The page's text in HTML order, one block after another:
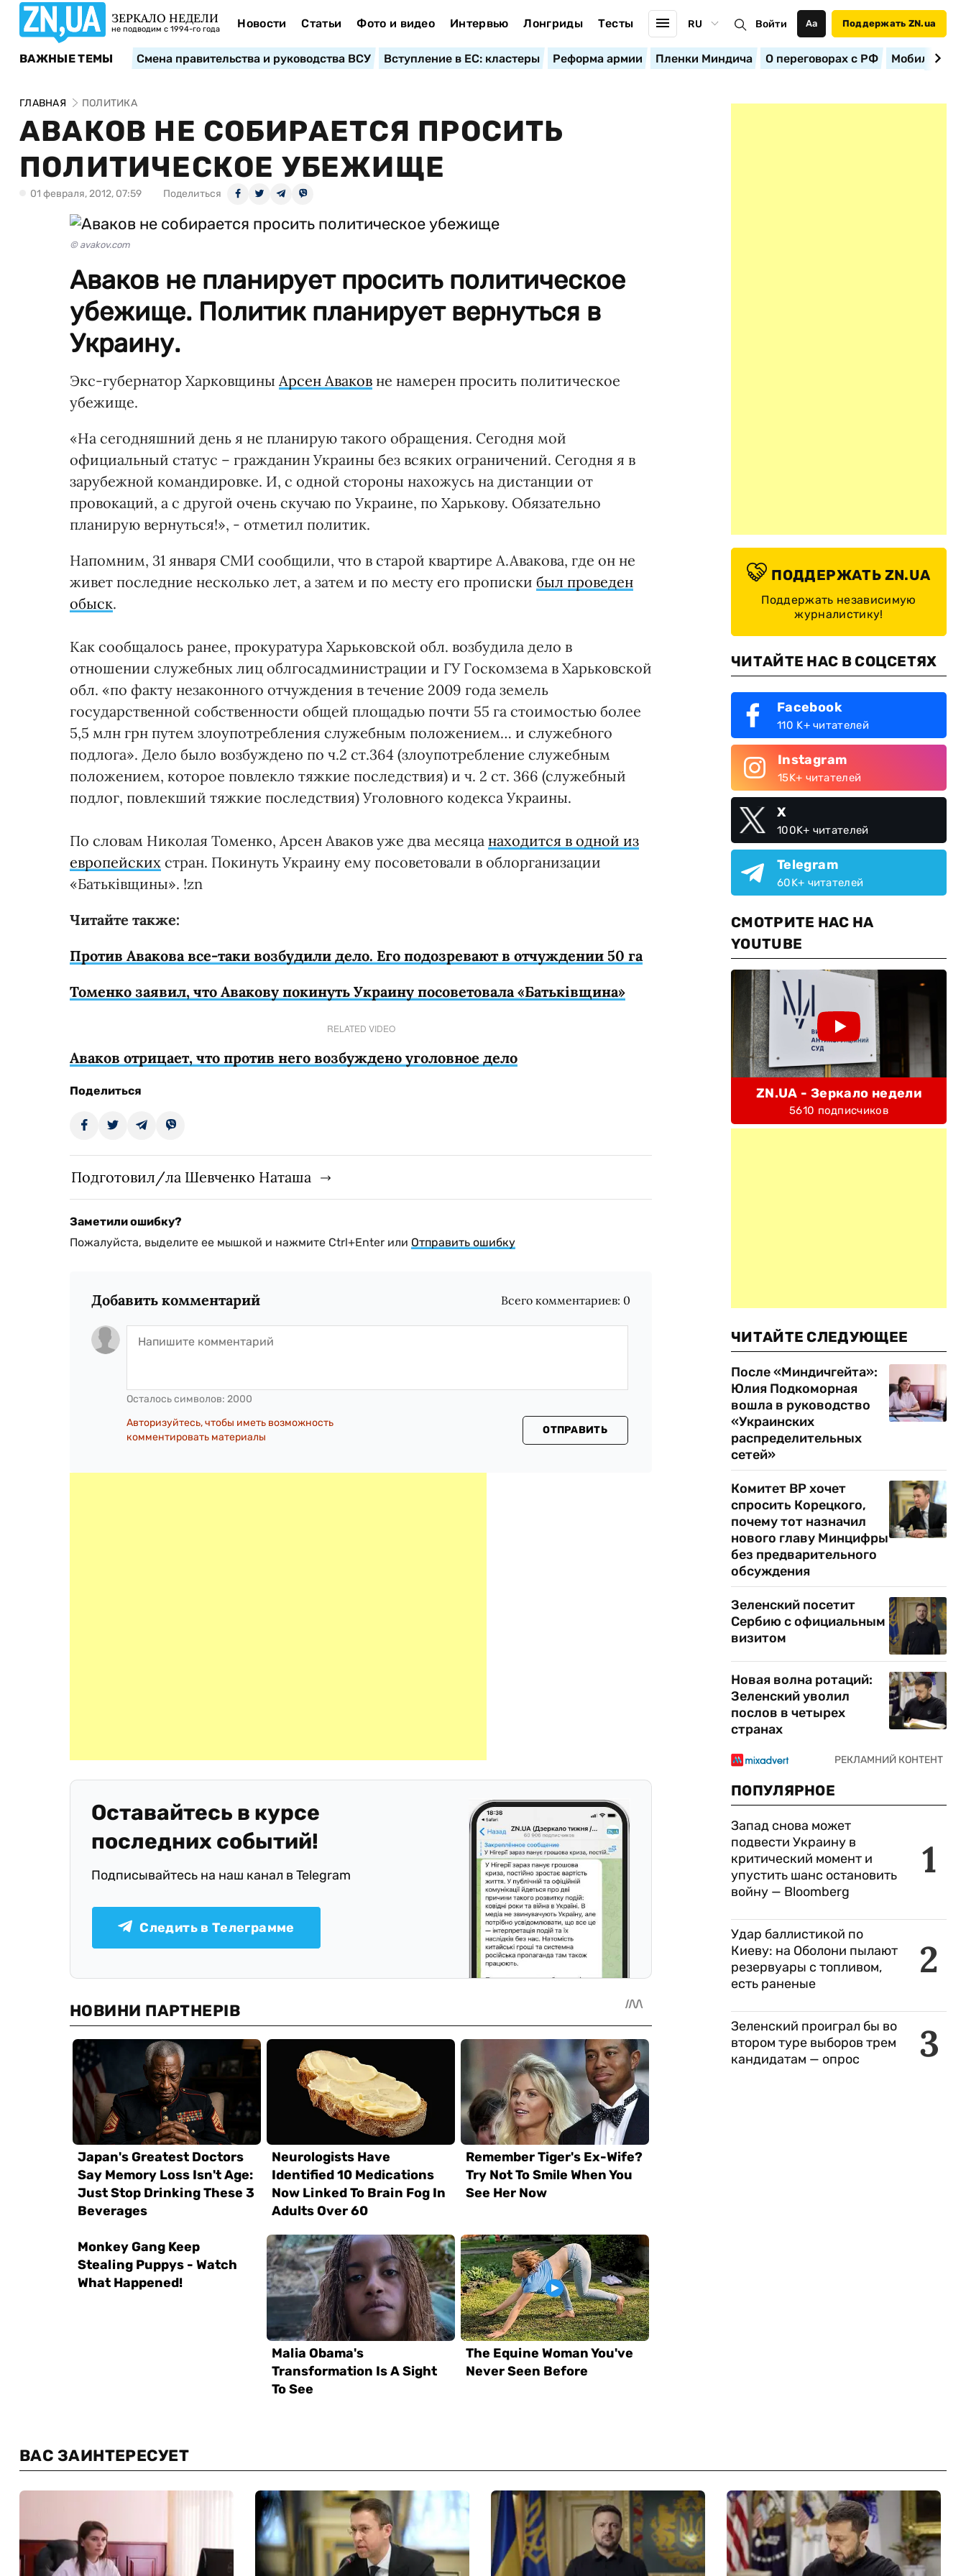
ЗЕРКАЛО НЕДЕЛИ
не подводим с 1994-го года Новости Статьи Фото и видео Интервью Лонгриды Тесты RU Войти Аа Поддержать ZN.ua
ВАЖНЫЕ ТЕМЫ Смена правительства и руководства ВСУ Вступление в ЕС: кластеры Реформа армии Пленки Миндича О переговорах с РФ
ГЛАВНАЯ ПОЛИТИКА
АВАКОВ НЕ СОБИРАЕТСЯ ПРОСИТЬ
ПОЛИТИЧЕСКОЕ УБЕЖИЩЕ
01 февраля, 2012, 07:59 Поделиться
© avakov.com
Аваков не планирует просить политическое
убежище. Политик планирует вернуться в
Украину.
Экс-губернатор Харковщины Арсен Аваков не намерен просить политическое
убежище.
«На сегодняшний день я не планирую такого обращения. Сегодня мой
официальный статус – гражданин Украины без всяких ограничений. Сегодня я в
зарубежной командировке. И, с одной стороны нахожусь на дистанции от
провокаций, а с другой очень скучаю по Украине, по Харькову. Обязательно
планирую вернуться!», - отметил политик.
Напомним, 31 января СМИ сообщили, что в старой квартире А.Авакова, где он не
живет последние несколько лет, а затем и по месту его прописки был проведен
обыск.
Как сообщалось ранее, прокуратура Харьковской обл. возбудила дело в
отношении служебных лиц облгосадминистрации и ГУ Госкомзема в Харьковской
обл. «по факту незаконного отчуждения в течение 2009 года земель
государственной собственности общей площадью почти 55 га стоимостью более
5,5 млн грн путем злоупотребления служебным положением… и служебного
подлога». Дело было возбуждено по ч.2 ст.364 (злоупотребление служебным
положением, которое повлекло тяжкие последствия) и ч. 2 ст. 366 (служебный
подлог, повлекший тяжкие последствия) Уголовного кодекса Украины.
По словам Николая Томенко, Арсен Аваков уже два месяца находится в одной из
европейских стран. Покинуть Украину ему посоветовали в облорганизации
«Батьківщины». !zn
Читайте также:
Против Авакова все-таки возбудили дело. Его подозревают в отчуждении 50 га
Томенко заявил, что Авакову покинуть Украину посоветовала «Батьківщина»
RELATED VIDEO
Аваков отрицает, что против него возбуждено уголовное дело
Поделиться
Подготовил/ла Шевченко Наташа
Заметили ошибку?
Пожалуйста, выделите ее мышкой и нажмите Ctrl+Enter или Отправить ошибку
Добавить комментарий Всего комментариев: 0
Осталось символов: 2000
Авторизуйтесь, чтобы иметь возможность
комментировать материалы
ОТПРАВИТЬ
Оставайтесь в курсе
последних событий!
Подписывайтесь на наш канал в Telegram
Следить в Телеграмме
ПОДДЕРЖАТЬ ZN.UA
Поддержать независимую
журналистику!
ЧИТАЙТЕ НАС В СОЦСЕТЯХ
Facebook
110 K+ читателей
Instagram
15K+ читателей
X
100K+ читателей
Telegram
60K+ читателей
СМОТРИТЕ НАС НА
YOUTUBE
ZN.UA - Зеркало недели
5610 подписчиков
ЧИТАЙТЕ СЛЕДУЮЩЕЕ
После «Миндичгейта»:
Юлия Подкоморная
вошла в руководство
«Украинских
распределительных
сетей»
Комитет ВР хочет
спросить Корецкого,
почему тот назначил
нового главу Минцифры
без предварительного
обсуждения
Зеленский посетит
Сербию с официальным
визитом
Новая волна ротаций:
Зеленский уволил
послов в четырех
странах
ПОПУЛЯРНОЕ
1
Запад снова может
подвести Украину в
критический момент и
упустить шанс остановить
войну — Bloomberg
2
Удар баллистикой по
Киеву: на Оболони пылают
резервуары с топливом,
есть раненые
3
Зеленский проиграл бы во
втором туре выборов трем
кандидатам — опрос
ВАС ЗАИНТЕРЕСУЕТ